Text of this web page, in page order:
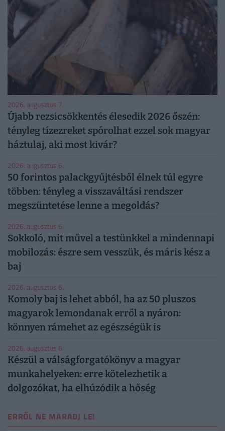
2026. augusztus 7.
Újabb rezsicsökkentés élesedik 2026 őszén:
tényleg tízezreket spórolhat ezzel sok magyar
háztulaj, aki most kivár?
2026. augusztus 6.
50 forintos palackgyűjtésből élnek túl egyre
többen: tényleg a visszaváltási rendszer
megszüntetése lenne a megoldás?
2026. augusztus 6.
Sokkoló, mit művel a testünkkel a mindennapi
mobilozás: észre sem vesszük, és máris kész a
baj
2026. augusztus 6.
Komoly baj is lehet abból, ha az 50 pluszos
magyarok lemondanak erről a nyáron:
könnyen rámehet az egészségük is
2026. augusztus 6.
Készül a válságforgatókönyv a magyar
munkahelyeken: erre kötelezhetik a
dolgozókat, ha elhúzódik a hőség
ERRŐL NE MARADJ LE!